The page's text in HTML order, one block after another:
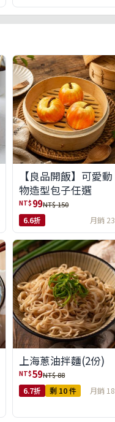
【良品開飯】可愛動
物造型包子任選
NT$ 99NT$ 150
6.6折 月銷 23
上海蔥油拌麵(2份)
NT$59NT$ 88
6.7折 剩 10 件 月銷 18